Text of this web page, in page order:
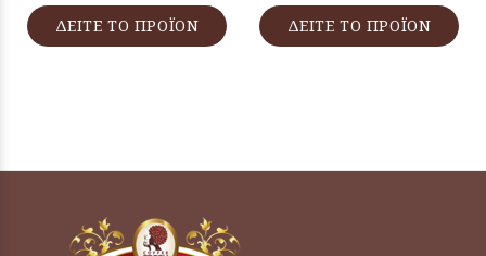
ΔΕΙΤΕ ΤΟ ΠΡΟΪΟΝ ΔΕΙΤΕ ΤΟ ΠΡΟΪΟΝ